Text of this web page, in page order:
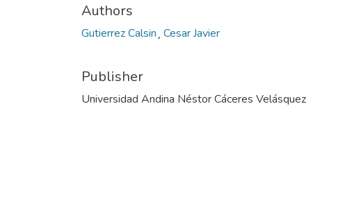
Authors
Gutierrez Calsin¸ Cesar Javier
Publisher
Universidad Andina Néstor Cáceres Velásquez